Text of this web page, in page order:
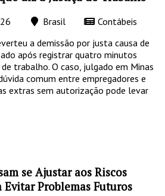
Brasil
Contábeis
a demissão por justa causa de
após registrar quatro minutos
trabalho. O caso, julgado em Minas
comum entre empregadores e
extras sem autorização pode levar
se Ajustar aos Riscos
Evitar Problemas Futuros